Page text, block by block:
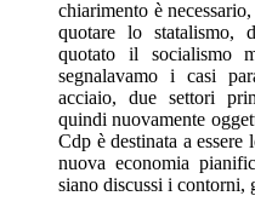
chiarimento è
quotare lo statalismo,
quotato il socialismo
segnalavamo i casi
acciaio, due settori
quindi nuovamente
Cdp è destinata a
nuova economia
siano discussi i contorni,